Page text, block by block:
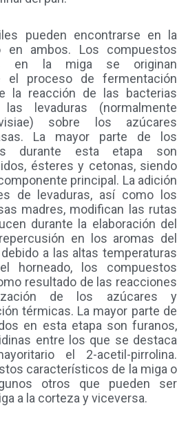
pueden encontrarse en la
ambos. Los compuestos
en la miga se originan
el proceso de fermentación
la reacción de las bacterias
levaduras (normalmente
sobre los azúcares
La mayor parte de los
durante esta etapa son
ésteres y cetonas, siendo
principal. La adición
de levaduras, así como los
madres, modifican las rutas
durante la elaboración del
en los aromas del
a las altas temperaturas
horneado, los compuestos
resultado de las reacciones
de los azúcares y
térmicas. La mayor parte de
en esta etapa son furanos,
entre los que se destaca
el 2-acetil-pirrolina.
característicos de la miga o
otros que pueden ser
a la corteza y viceversa.